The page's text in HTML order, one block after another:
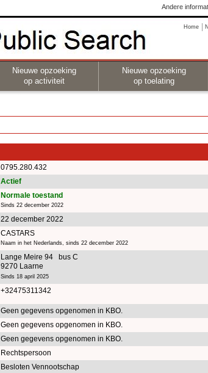
Andere
Home
Nieuwe opzoeking
op activiteit
Nieuwe opzoeking
op toelating
0795.280.432
Actief
Normale toestand
Sinds 22 december 2022
22 december 2022
CASTARS
Naam in het Nederlands, sinds 22 december 2022
Lange Meire 94 bus C
9270 Laarne
Sinds 18 april 2025
+32475311342
Geen gegevens opgenomen in KBO.
Geen gegevens opgenomen in KBO.
Geen gegevens opgenomen in KBO.
Rechtspersoon
Besloten Vennootschap